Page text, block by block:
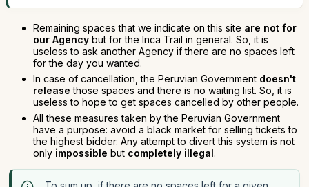
Remaining spaces that we indicate on this site are not for
our Agency but for the Inca Trail in general. So, it is
useless to ask another Agency if there are no spaces left
for the day you wanted.
In case of cancellation, the Peruvian Government doesn't
release those spaces and there is no waiting list. So, it is
useless to hope to get spaces cancelled by other people.
All these measures taken by the Peruvian Government
have a purpose: avoid a black market for selling tickets to
the highest bidder. Any attempt to divert this system is not
only impossible but completely illegal.